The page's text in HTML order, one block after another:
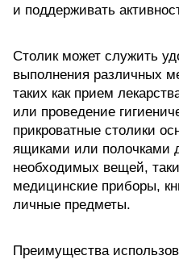
и поддерживать
Столик может служить
выполнения различных
таких как прием
или проведение
прикроватные столики
ящиками или полочками
необходимых вещей,
медицинские приборы,
личные предметы.
Преимущества